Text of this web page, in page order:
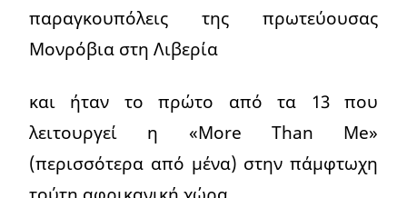
παραγκουπόλεις της πρωτεύουσας
Μονρόβια στη Λιβερία
και ήταν το πρώτο από τα 13 που
λειτουργεί η «More Than Me»
(περισσότερα από μένα) στην πάμφτωχη